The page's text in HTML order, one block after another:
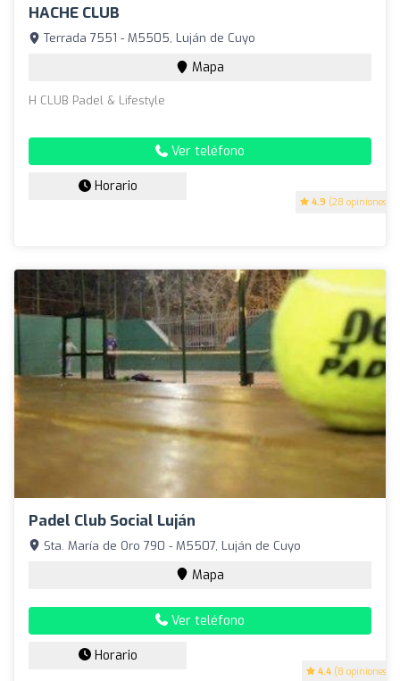
HACHE CLUB
4.9 (28 opiniones)
Terrada 7551 - M5505, Luján de Cuyo
Mapa
H CLUB Padel & Lifestyle
Ver teléfono
Horario
Padel Club Social Luján
4.4 (8 opiniones)
Sta. María de Oro 790 - M5507, Luján de Cuyo
Mapa
Ver teléfono
Horario